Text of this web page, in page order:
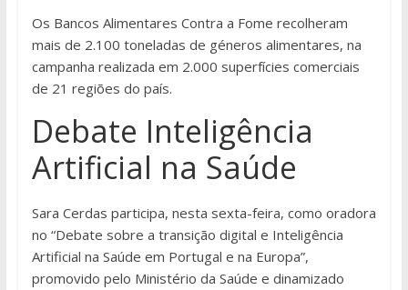
Os Bancos Alimentares Contra a Fome recolheram
mais de 2.100 toneladas de géneros alimentares, na
campanha realizada em 2.000 superfícies comerciais
de 21 regiões do país.
Debate Inteligência
Artificial na Saúde
Sara Cerdas participa, nesta sexta-feira, como oradora
no “Debate sobre a transição digital e Inteligência
Artificial na Saúde em Portugal e na Europa”,
promovido pelo Ministério da Saúde e dinamizado